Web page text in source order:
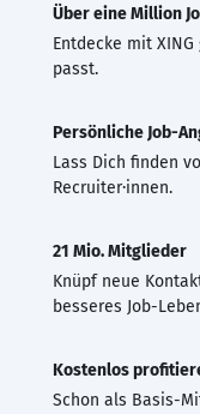
Über eine Million
Entdecke mit
passt.
Persönliche Job-
Lass Dich finden
Recruiter·innen.
21 Mio. Mitglieder
Knüpf neue
besseres Job-
Kostenlos
Schon als Basis-